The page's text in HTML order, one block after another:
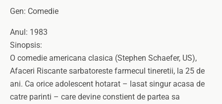
Gen: Comedie
Anul: 1983
Sinopsis:
O comedie americana clasica (Stephen Schaefer, US),
Afaceri Riscante sarbatoreste farmecul tineretii, la 25 de
ani. Ca orice adolescent hotarat – lasat singur acasa de
catre parinti – care devine constient de partea sa